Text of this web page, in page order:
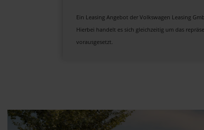
Ein Leasing Angebot der Volkswagen Leasing
Hierbei handelt es sich gleichzeitig um das
vorausgesetzt.